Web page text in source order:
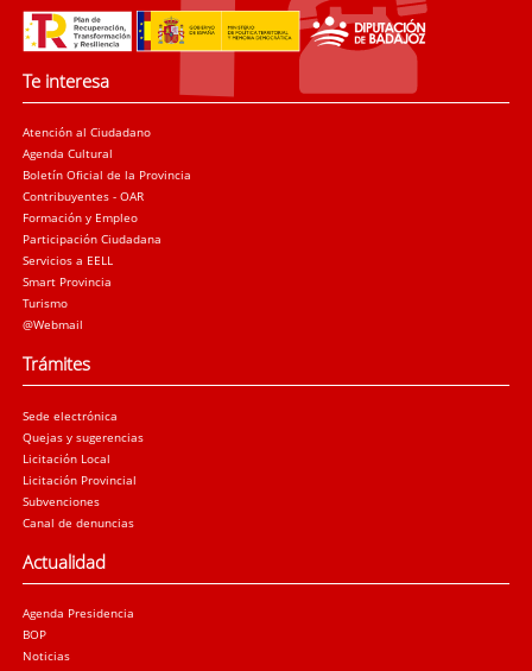
Te interesa
Atención al Ciudadano
Agenda Cultural
Boletín Oficial de la Provincia
Contribuyentes - OAR
Formación y Empleo
Participación Ciudadana
Servicios a EELL
Smart Provincia
Turismo
@Webmail
Trámites
Sede electrónica
Quejas y sugerencias
Licitación Local
Licitación Provincial
Subvenciones
Canal de denuncias
Actualidad
Agenda Presidencia
BOP
Noticias